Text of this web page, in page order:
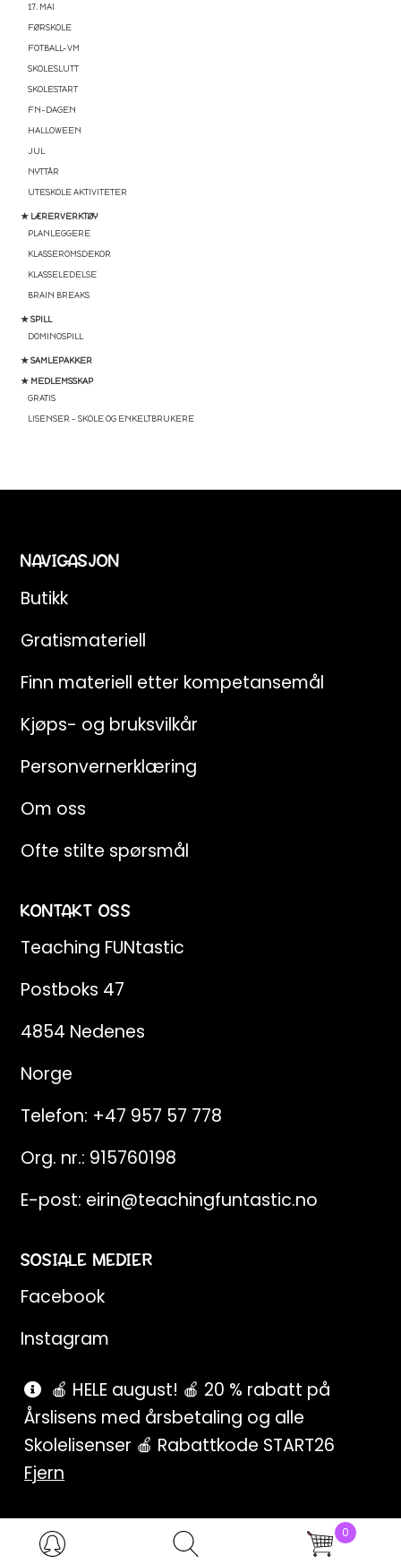
17. MAI
FØRSKOLE
FOTBALL-VM
SKOLESLUTT
SKOLESTART
FN-DAGEN
HALLOWEEN
JUL
NYTTÅR
UTESKOLE AKTIVITETER
★ LÆRERVERKTØY
PLANLEGGERE
KLASSEROMSDEKOR
KLASSELEDELSE
BRAIN BREAKS
★ SPILL
DOMINOSPILL
★ SAMLEPAKKER
★ MEDLEMSSKAP
GRATIS
LISENSER – SKOLE OG ENKELTBRUKERE
NAVIGASJON
Butikk
Gratismateriell
Finn materiell etter kompetansemål
Kjøps- og bruksvilkår
Personvernerklæring
Om oss
Ofte stilte spørsmål
KONTAKT OSS
Teaching FUNtastic
Postboks 47
4854 Nedenes
Norge
Telefon: +47 957 57 778
Org. nr.: 915760198
E-post: eirin@teachingfuntastic.no
SOSIALE MEDIER
Facebook
Instagram
Pinterest
SnapChat
Products
search
0
🍎 HELE august! 🍎 20 % rabatt på
Årslisens med årsbetaling og alle
Skolelisenser 🍎 Rabattkode START26
Fjern